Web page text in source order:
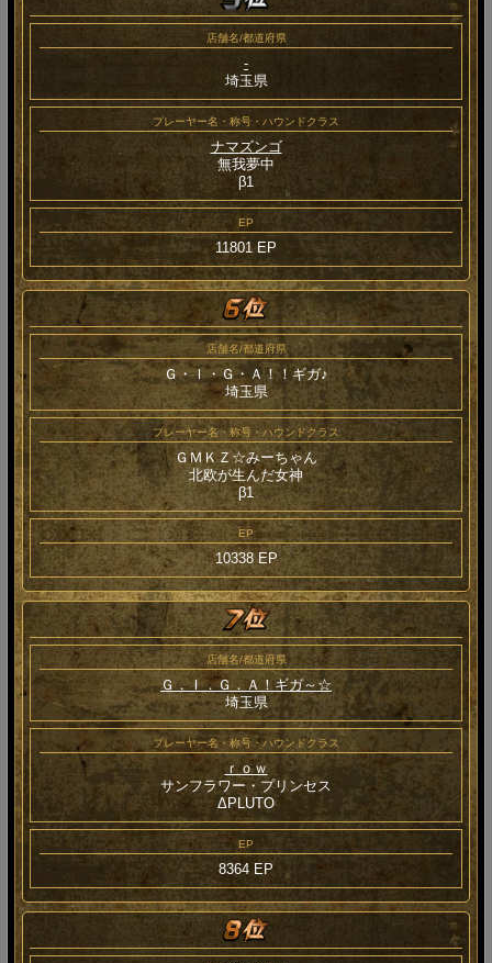
店舗名/都道府県
-
埼玉県
プレーヤー名・称号・ハウンドクラス
ナマズンゴ
無我夢中
β1
EP
11801 EP
店舗名/都道府県
Ｇ・Ｉ・Ｇ・Ａ！！ギガ♪
埼玉県
プレーヤー名・称号・ハウンドクラス
ＧＭＫＺ☆みーちゃん
北欧が生んだ女神
β1
EP
10338 EP
店舗名/都道府県
Ｇ．Ｉ．Ｇ．Ａ！ギガ～☆
埼玉県
プレーヤー名・称号・ハウンドクラス
ｒｏｗ
サンフラワー・プリンセス
ΔPLUTO
EP
8364 EP